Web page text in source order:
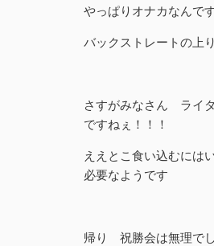
やっぱりオナカなんで
バックストレートの上
さすがみなさん ライ
ですねぇ！！！
ええとこ食い込むには
必要なようです
帰り 祝勝会は無理で